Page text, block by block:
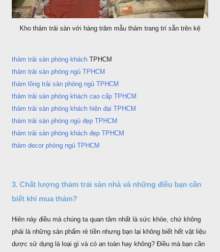
Kho thảm trải sàn với hàng trăm mẫu thảm trang trí sẵn trên kệ
thảm trải sàn phòng khách TPHCM
thảm trải sàn phòng ngủ TPHCM
thảm lông trải sàn phòng ngủ TPHCM
thảm trải sàn phòng khách cao cấp TPHCM
thảm trải sàn phòng khách hiện đại TPHCM
thảm trải sàn phòng ngủ đẹp TPHCM
thảm trải sàn phòng khách đẹp TPHCM
thảm decor phòng ngủ TPHCM
3. Chất lượng thảm trải sàn nhà và những điều bạn cần
biết khi mua thảm?
Hiên này điều mà chúng ta quan tâm nhất là sức khỏe, chứ không
phải là những sản phẩm rẻ tiền nhưng bạn lại không biết hết vật liệu
dược sử dụng là loại gì và có an toàn hay không? Điều mà bạn cần